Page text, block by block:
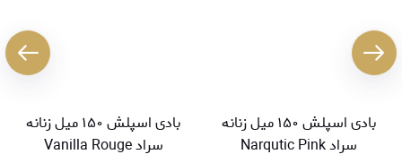
بادی اسپلش ۱۵۰ میل زنانه
سراد Narqutic Pink
بادی اسپلش ۱۵۰ میل زنانه
سراد Vanilla Rouge